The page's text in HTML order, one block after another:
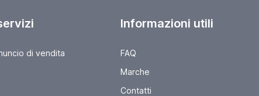
di vendita
Informazioni utili
FAQ
Marche
Contatti